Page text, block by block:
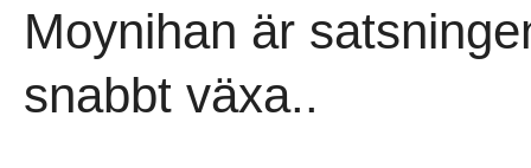
Moynihan är
snabbt växa..